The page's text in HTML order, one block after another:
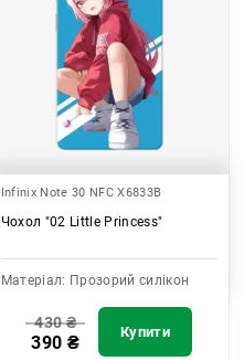
Infinix Note 30 NFC X6833B
Чохол "02 Little Princess"
Матеріал: Прозорий силікон
430₴
390 ₴ Купити